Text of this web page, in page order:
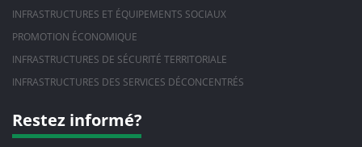
INFRASTRUCTURES ET ÉQUIPEMENTS SOCIAUX
PROMOTION ÉCONOMIQUE
INFRASTRUCTURES DE SÉCURITÉ TERRITORIALE
INFRASTRUCTURES DES SERVICES DÉCONCENTRÉS
Restez informé?